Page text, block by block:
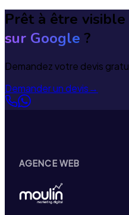
Prêt à être visible
sur Google ?
Demandez votre devis
Demander un devis→
AGENCE WEB